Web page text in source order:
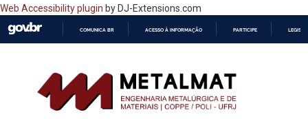
Web Accessibility plugin by DJ-Extensions.com
CONTEÚDO
COMUNICA BR ACESSO À INFORMAÇÃO PARTICIPE